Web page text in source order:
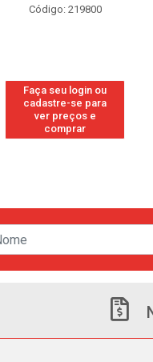
Código: 219800
Faça seu login ou
cadastre-se para
ver preços e
comprar